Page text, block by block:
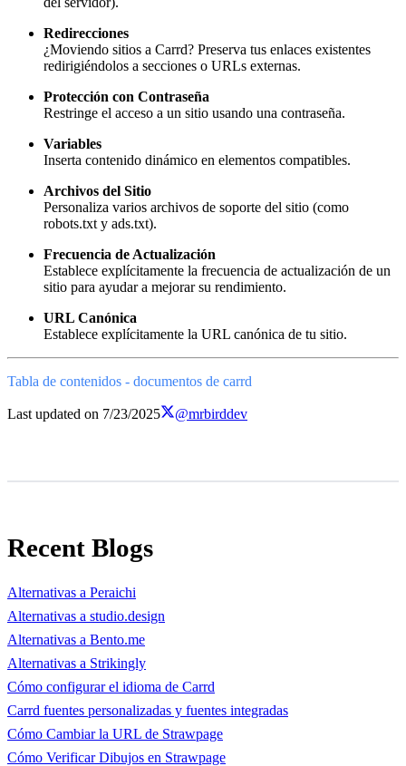
Redirecciones
¿Moviendo sitios a Carrd? Preserva tus enlaces existentes
redirigiéndolos a secciones o URLs externas.
Protección con Contraseña
Restringe el acceso a un sitio usando una contraseña.
Variables
Inserta contenido dinámico en elementos compatibles.
Archivos del Sitio
Personaliza varios archivos de soporte del sitio (como
robots.txt y ads.txt).
Frecuencia de Actualización
Establece explícitamente la frecuencia de actualización de un
sitio para ayudar a mejorar su rendimiento.
URL Canónica
Establece explícitamente la URL canónica de tu sitio.
Tabla de contenidos - documentos de carrd
Last updated on 7/23/2025 @mrbirddev
Recent Blogs
Alternativas a Peraichi
Alternativas a studio.design
Alternativas a Bento.me
Alternativas a Strikingly
Cómo configurar el idioma de Carrd
Carrd fuentes personalizadas y fuentes integradas
Cómo Cambiar la URL de Strawpage
Cómo Verificar Dibujos en Strawpage